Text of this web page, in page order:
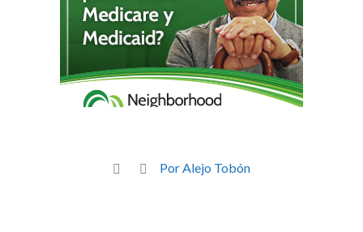
Por Alejo Tobón